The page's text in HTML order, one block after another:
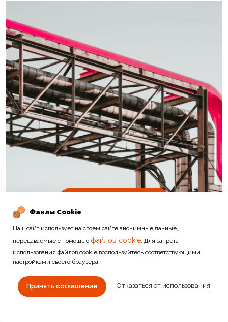
ДРУГИЕ КАТЕГОРИИ
Файлы Cookie
Наш сайт использует на своем сайте анонимные данные,
передаваемые с помощью файлов cookie. Для запрета
использования файлов cookie воспользуйтесь соответствующими
настройками своего браузера.
Отказаться от использования
Принять соглашение